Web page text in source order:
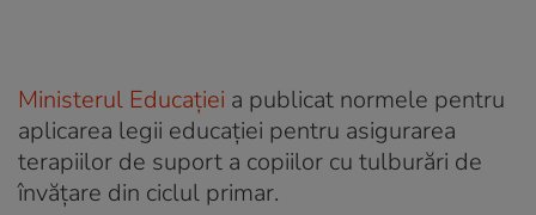
Ministerul Educației a publicat normele pentru
aplicarea legii educației pentru asigurarea
terapiilor de suport a copiilor cu tulburări de
învățare din ciclul primar.